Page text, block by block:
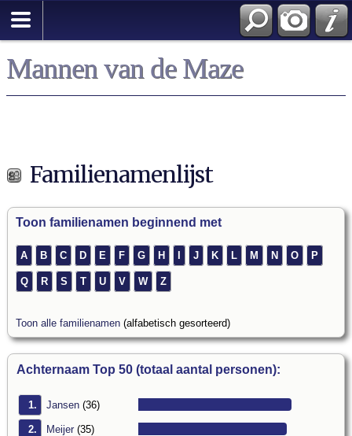
Mannen van de Maze
Familienamenlijst
Toon familienamen beginnend met
A B C D E F G H J K L M N O P
Q R S T U V W Z
Toon alle familienamen (alfabetisch gesorteerd)
Achternaam Top 50 (totaal aantal personen):
1. Jansen (36)
2. Meijer (35)